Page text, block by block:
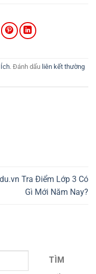
. Đánh dấu liên kết thường
Tra Điểm Lớp 3 Có
Gì Mới Năm Nay?
TÌM